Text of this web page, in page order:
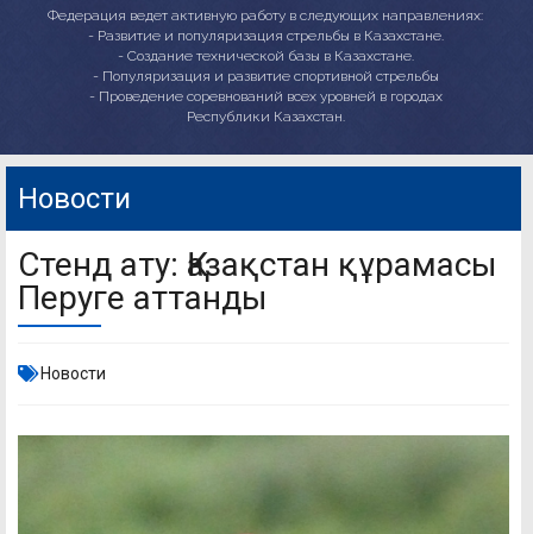
Федерация ведет активную работу в следующих направлениях:
- Развитие и популяризация стрельбы в Казахстане.
- Создание технической базы в Казахстане.
- Популяризация и развитие спортивной стрельбы
- Проведение соревнований всех уровней в городах
Республики Казахстан.
Новости
Стенд ату: Қазақстан құрамасы
Перуге аттанды
Новости